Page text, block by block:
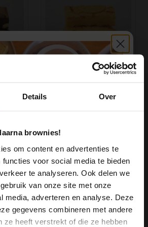
Details Over
brownies!
om content en advertenties te
functies voor social media te bieden
te analyseren. Ook delen we
van onze site met onze
media, adverteren en analyse. Deze
gegevens combineren met andere
ze heeft verstrekt of die ze hebben